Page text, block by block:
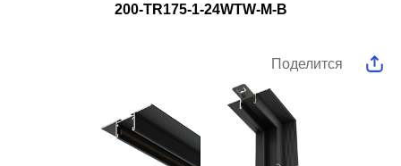
200-TR175-1-24WTW-M-B
Поделится